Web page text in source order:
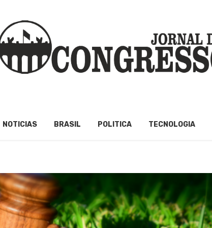
NOTICIAS BRASIL POLITICA TECNOLOGIA